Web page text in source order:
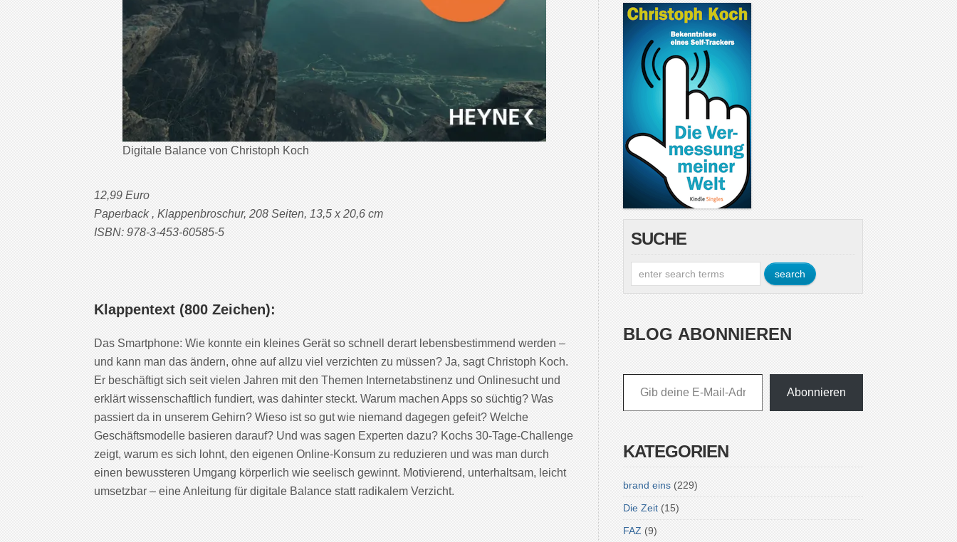
Digitale Balance von Christoph Koch
12,99 Euro
Paperback , Klappenbroschur, 208 Seiten, 13,5 x 20,6 cm
ISBN: 978-3-453-60585-5
Klappentext (800 Zeichen):
Das Smartphone: Wie konnte ein kleines Gerät so schnell derart lebensbestimmend werden –
und kann man das ändern, ohne auf allzu viel verzichten zu müssen? Ja, sagt Christoph Koch.
Er beschäftigt sich seit vielen Jahren mit den Themen Internetabstinenz und Onlinesucht und
erklärt wissenschaftlich fundiert, was dahinter steckt. Warum machen Apps so süchtig? Was
passiert da in unserem Gehirn? Wieso ist so gut wie niemand dagegen gefeit? Welche
Geschäftsmodelle basieren darauf? Und was sagen Experten dazu? Kochs 30-Tage-Challenge
zeigt, warum es sich lohnt, den eigenen Online-Konsum zu reduzieren und was man durch
einen bewussteren Umgang körperlich wie seelisch gewinnt. Motivierend, unterhaltsam, leicht
umsetzbar – eine Anleitung für digitale Balance statt radikalem Verzicht.
SUCHE
BLOG ABONNIEREN
Gib deine E-Mail-Adresse ein ...
Abonnieren
KATEGORIEN
brand eins(229)
Die Zeit(15)
FAZ (9)